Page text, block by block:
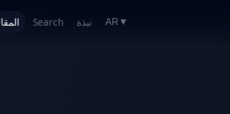
Search نبذة AR ▼